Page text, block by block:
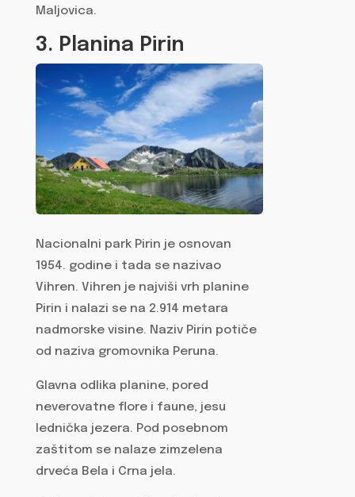
Maljovica.
3. Planina Pirin
Nacionalni park Pirin je osnovan
1954. godine i tada se nazivao
Vihren. Vihren je najviši vrh planine
Pirin i nalazi se na 2.914 metara
nadmorske visine. Naziv Pirin potiče
od naziva gromovnika Peruna.
Glavna odlika planine, pored
neverovatne flore i faune, jesu
lednička jezera. Pod posebnom
zaštitom se nalaze zimzelena
drveća Bela i Crna jela.